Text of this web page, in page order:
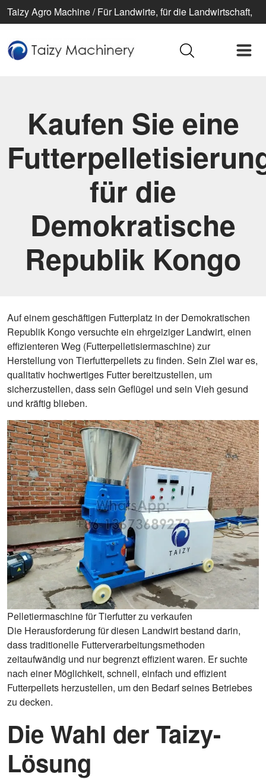
Taizy Agro Machine / Für Landwirte, für die Landwirtschaft,
Kaufen Sie eine
für die
Demokratische
Republik Kongo
Auf einem geschäftigen Futterplatz in der Demokratischen
Republik Kongo versuchte ein ehrgeiziger Landwirt, einen
effizienteren Weg (Futterpelletisiermaschine) zur
Herstellung von Tierfutterpellets zu finden. Sein Ziel war es,
qualitativ hochwertiges Futter bereitzustellen, um
sicherzustellen, dass sein Geflügel und sein Vieh gesund
und kräftig blieben.
Pelletiermaschine für Tierfutter zu verkaufen
Die Herausforderung für diesen Landwirt bestand darin,
dass traditionelle Futterverarbeitungsmethoden
zeitaufwändig und nur begrenzt effizient waren. Er suchte
nach einer Möglichkeit, schnell, einfach und effizient
Futterpellets herzustellen, um den Bedarf seines Betriebes
zu decken.
Die Wahl der Taizy-
Lösung